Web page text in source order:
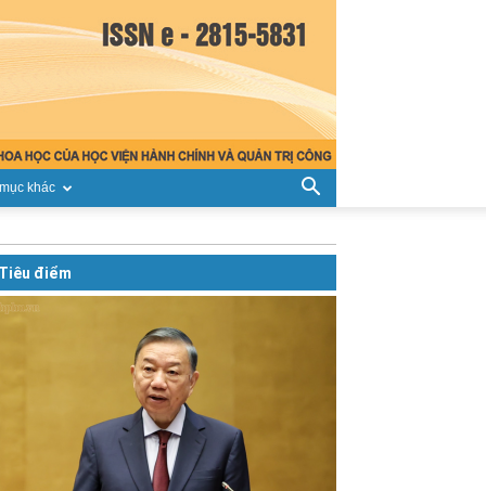
khác
Tiêu điểm